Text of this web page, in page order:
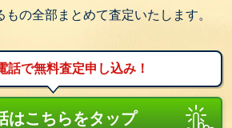
もの全部まとめて査定いたします。
話で無料査定申し込み！
はこちらをタップ